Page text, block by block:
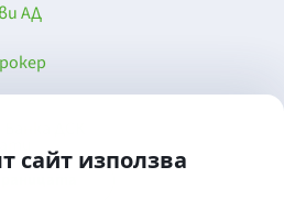
сайт използва
АД
ДСК